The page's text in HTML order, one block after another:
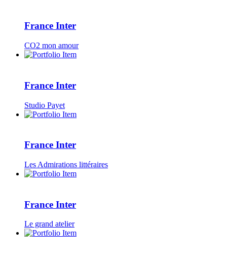
France Inter
CO2 mon amour
France Inter
Studio Payet
France Inter
Les Admirations littéraires
France Inter
Le grand atelier